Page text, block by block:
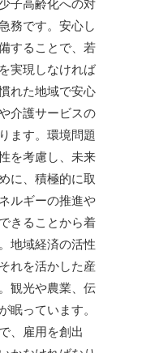
少子高齢化への対
務です。安心し
することで、若
実現しなければ
れた地域で安心
介護サービスの
ます。環境問題
を考慮し、未来
に、積極的に取
ルギーの推進や
きることから着
地域経済の活性
れを活かした産
観光や農業、伝
眠っています。
、雇用を創出